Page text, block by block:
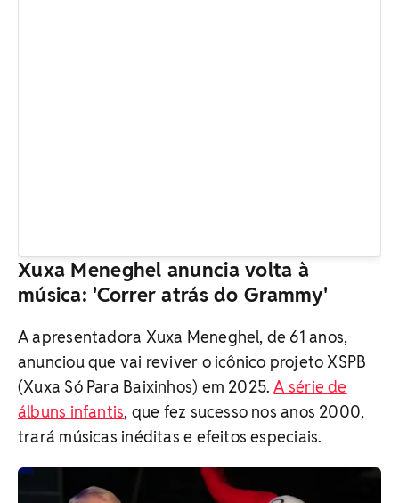
Xuxa Meneghel anuncia volta à
música: 'Correr atrás do Grammy'
A apresentadora Xuxa Meneghel, de 61 anos,
anunciou que vai reviver o icônico projeto XSPB
(Xuxa Só Para Baixinhos) em 2025.A série de
álbuns infantis, que fez sucesso nos anos 2000,
trará músicas inéditas e efeitos especiais.